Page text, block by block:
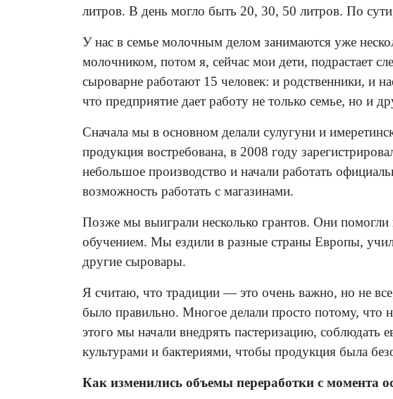
литров. В день могло быть 20, 30, 50 литров. По
У нас в семье молочным делом занимаются уже
молочником, потом я, сейчас мои дети, подрастает
сыроварне работают 15 человек: и родственники, и
что предприятие дает работу не только семье, но и
Сначала мы в основном делали сулугуни и
продукция востребована, в 2008 году
небольшое производство и начали работать
возможность работать с магазинами.
Позже мы выиграли несколько грантов. Они помогли
обучением. Мы ездили в разные страны Европы,
другие сыровары.
Я считаю, что традиции — это очень важно, но не
было правильно. Многое делали просто потому, что
этого мы начали внедрять пастеризацию, соблюдать
культурами и бактериями, чтобы продукция была
Как изменились объемы переработки с момента